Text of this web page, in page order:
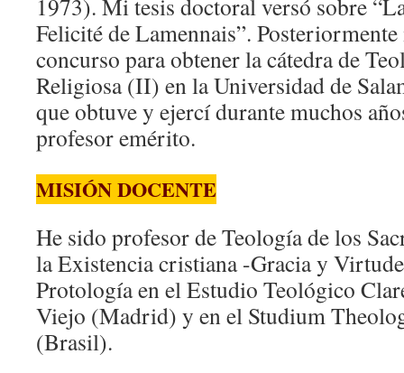
1973). Mi tesis doctoral versó sobre
Felicité de Lamennais”. Posteriormente
concurso para obtener la cátedra de
Religiosa (II) en la Universidad de
que obtuve y ejercí durante muchos
profesor emérito.
MISIÓN DOCENTE
He sido profesor de Teología de los
la Existencia cristiana -Gracia y
Protología en el Estudio Teológico
Viejo (Madrid) y en el Studium
(Brasil).